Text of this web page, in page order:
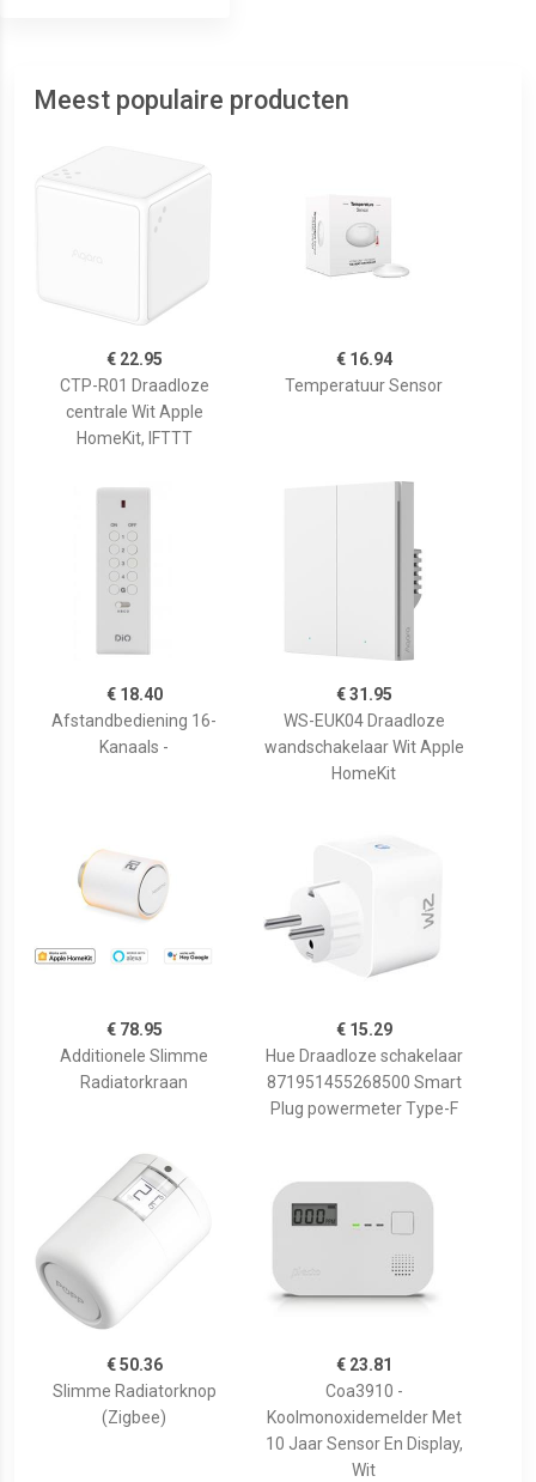
Meest populaire producten
€ 22.95
CTP-R01 Draadloze
centrale Wit Apple
HomeKit, IFTTT
€ 16.94
Temperatuur Sensor
€ 18.40
Afstandbediening 16-
Kanaals -
€ 31.95
WS-EUK04 Draadloze
wandschakelaar Wit Apple
HomeKit
€ 78.95
Additionele Slimme
Radiatorkraan
€ 15.29
Hue Draadloze schakelaar
871951455268500 Smart
Plug powermeter Type-F
€ 50.36
Slimme Radiatorknop
(Zigbee)
€ 23.81
Coa3910 -
Koolmonoxidemelder Met
10 Jaar Sensor En Display,
Wit